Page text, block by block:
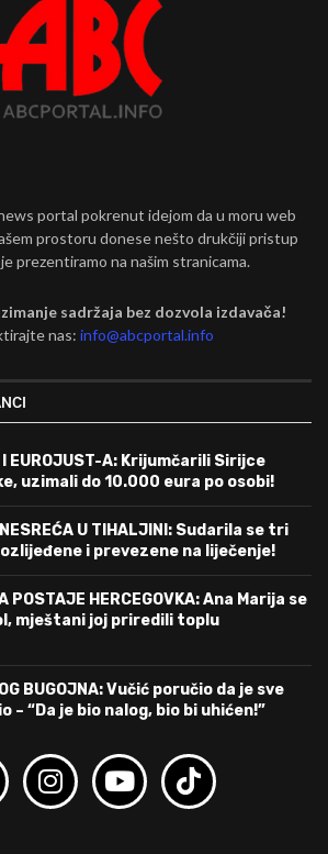
portal pokrenut idejom da u moru web
prostoru donese nešto drukčiji pristup
prezentiramo na našim stranicama.
sadržaja bez dozvola izdavača!
nas:info@abcportal.info
I EUROJUST-A: Krijumčarili Sirijce
uzimali do 10.000 eura po osobi!
NESREĆA U TIHALJINI: Sudarila se tri
i prevezene na liječenje!
POSTAJE HERCEGOVKA: Ana Marija se
mještani joj priredili toplu
BUGOJNA: Vučić poručio da je sve
– “Da je bio nalog, bio bi uhićen!”